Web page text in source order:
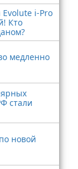
Evolute i-Pro
Кто
медленно
стали
новой